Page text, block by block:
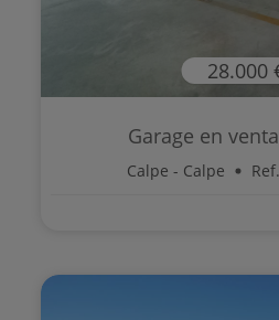
28.000
Garage en
Calpe - Calpe